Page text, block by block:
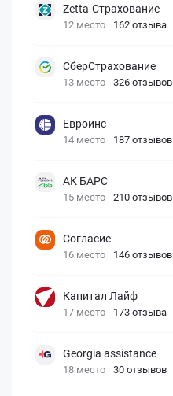
Zetta-Страхование
12 место 162 отзыва
СберСтрахование
13 место 326 отзывов
Евроинс
14 место 187 отзывов
АК БАРС
15 место 210 отзывов
Согласие
16 место 146 отзывов
Капитал Лайф
17 место 173 отзыва
Georgia assistance
18 место 30 отзывов